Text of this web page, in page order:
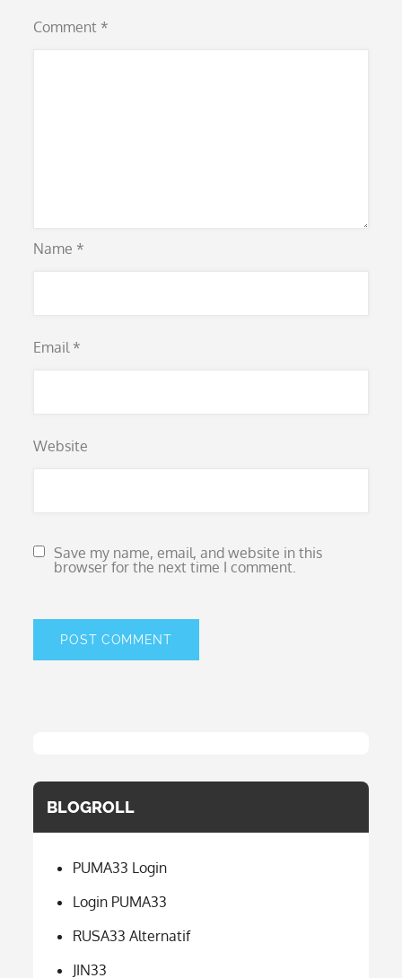
Comment *
Name *
Email *
Website
Save my name, email, and website in this
browser for the next time I comment.
BLOGROLL
PUMA33 Login
Login PUMA33
RUSA33 Alternatif
JIN33